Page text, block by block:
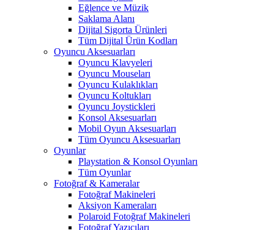
Eğlence ve Müzik
Saklama Alanı
Dijital Sigorta Ürünleri
Tüm Dijital Ürün Kodları
Oyuncu Aksesuarları
Oyuncu Klavyeleri
Oyuncu Mouseları
Oyuncu Kulaklıkları
Oyuncu Koltukları
Oyuncu Joystickleri
Konsol Aksesuarları
Mobil Oyun Aksesuarları
Tüm Oyuncu Aksesuarları
Oyunlar
Playstation & Konsol Oyunları
Tüm Oyunlar
Fotoğraf & Kameralar
Fotoğraf Makineleri
Aksiyon Kameraları
Polaroid Fotoğraf Makineleri
Fotoğraf Yazıcıları